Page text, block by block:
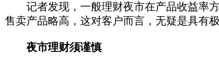
记者发现，一般理财夜市在产品收益率
售卖产品略高，这对客户而言，无疑是具有
夜市理财须谨慎